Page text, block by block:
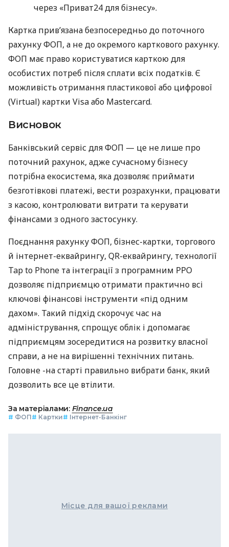
через «Приват24 для бізнесу».
Картка прив’язана безпосередньо до поточного
рахунку ФОП, а не до окремого карткового рахунку.
ФОП має право користуватися карткою для
особистих потреб після сплати всіх податків. Є
можливість отримання пластикової або цифрової
(Virtual) картки Visa або Mastercard.
Висновок
Банківський сервіс для ФОП — це не лише про
поточний рахунок, адже сучасному бізнесу
потрібна екосистема, яка дозволяє приймати
безготівкові платежі, вести розрахунки, працювати
з касою, контролювати витрати та керувати
фінансами з одного застосунку.
Поєднання рахунку ФОП, бізнес-картки, торгового
й інтернет-еквайрингу, QR-еквайрингу, технології
Tap to Phone та інтеграції з програмним РРО
дозволяє підприємцю отримати практично всі
ключові фінансові інструменти «під одним
дахом». Такий підхід скорочує час на
адміністрування, спрощує облік і допомагає
підприємцям зосередитися на розвитку власної
справи, а не на вирішенні технічних питань.
Головне -на старті правильно вибрати банк, який
дозволить все це втілити.
За матеріалами: Finance.ua
# ФОП# Картки# Інтернет-Банкінг
Місце для вашої реклами